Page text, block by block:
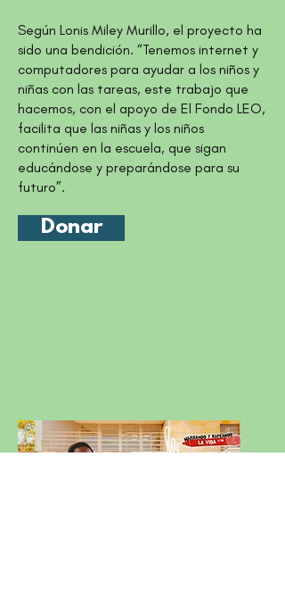
Según Lonis Miley Murillo, el proyecto ha
sido una bendición. “Tenemos internet y
computadores para ayudar a los niños y
niñas con las tareas, este trabajo que
hacemos, con el apoyo de El Fondo LEO,
facilita que las niñas y los niños
continúen en la escuela, que sigan
educándose y preparándose para su
futuro”.
Donar